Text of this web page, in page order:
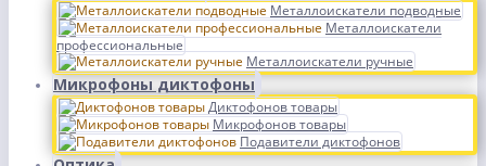
Металлоискатели подводные
Металлоискатели
профессиональные
Металлоискатели ручные
Микрофоны диктофоны
Диктофонов товары
Микрофонов товары
Подавители диктофонов